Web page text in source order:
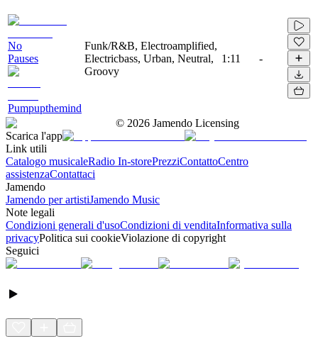
No
Pauses
Pumpupthemind
Funk/R&B, Electroamplified,
Electricbass, Urban, Neutral,
Groovy
1:11 -
© 2026 Jamendo Licensing
Scarica l'app
Link utili
Catalogo musicaleRadio In-storePrezziContattoCentro
assistenzaContattaci
Jamendo
Jamendo per artistiJamendo Music
Note legali
Condizioni generali d'usoCondizioni di venditaInformativa sulla
privacyPolitica sui cookieViolazione di copyright
Seguici